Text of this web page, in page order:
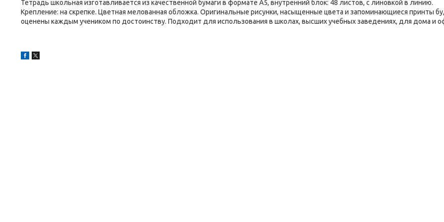
Тетрадь школьная изготавливается из качественной бумаги в формате А5, внутренний блок: 48 листов, с линовкой в линию.
Крепление: на скрепке. Цветная мелованная обложка. Оригинальные рисунки, насыщенные цвета и запоминающиеся принты
оценены каждым учеником по достоинству. Подходит для использования в школах, высших учебных заведениях, для дома и